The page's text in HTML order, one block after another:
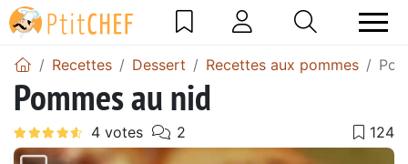
Recettes Dessert Recettes aux pommes
Pommes au nid